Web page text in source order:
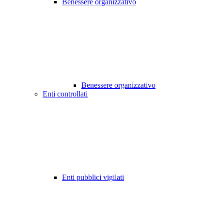
Benessere organizzativo
Benessere organizzativo
Enti controllati
Enti pubblici vigilati